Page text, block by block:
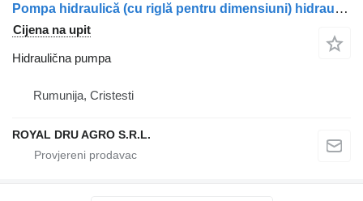
Pompa hidraulică (cu riglă pentru dimensiuni) hidraulična pumpa za Volvo SCP-047L kamiona
Cijena na upit
Hidraulična pumpa
Rumunija, Cristesti
ROYAL DRU AGRO S.R.L.